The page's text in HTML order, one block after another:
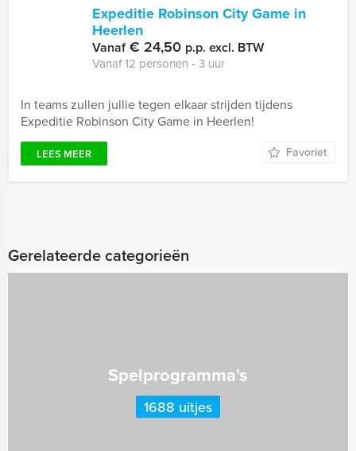
Expeditie Robinson City Game in
Heerlen
Vanaf€ 24,50 p.p. excl. BTW
Vanaf 12 personen ‐ 3 uur
In teams zullen jullie tegen elkaar strijden tijdens
Expeditie Robinson City Game in Heerlen!
LEES MEER Favoriet
Gerelateerde categorieën
Spelprogramma's
1688 uitjes